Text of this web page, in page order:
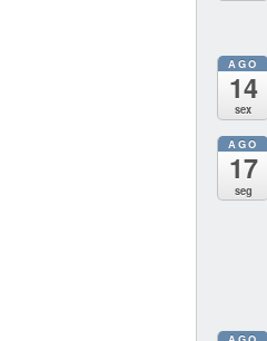
AGO
14
sex
AGO
17
seg